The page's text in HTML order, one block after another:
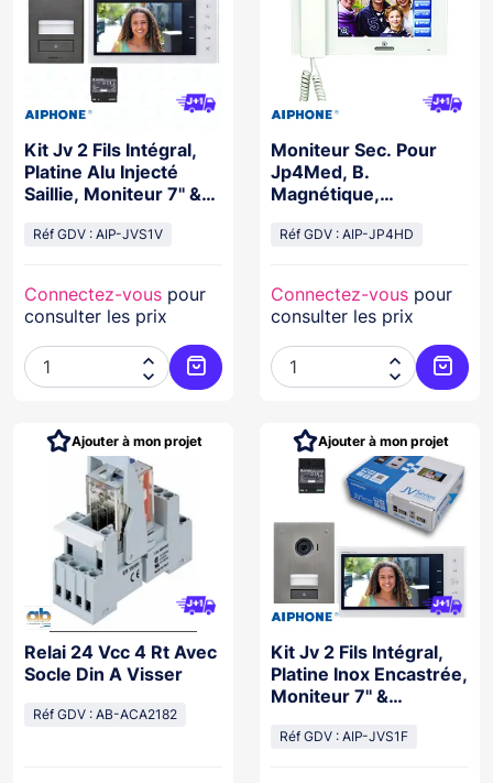
Kit Jv 2 Fils Intégral,
Platine Alu Injecté
Saillie, Moniteur 7'' &
Réf GDV : AIP-JVS1V
Connectez-vous pour
consulter les prix


Ajouter au panier
Moniteur Sec. Pour
Jp4Med, B.
Magnétique,
Libres Ou Combiné
Réf GDV : AIP-JP4HD
Connectez-vous pour
consulter les prix


Relai 24 Vcc 4 Rt Avec
Socle Din A Visser
Réf GDV : AB-ACA2182
Ajouter à mon projet
Kit Jv 2 Fils Intégral,
Platine Inox Encastrée,
Moniteur 7'' &
Réf GDV : AIP-JVS1F
Ajouter à mon projet